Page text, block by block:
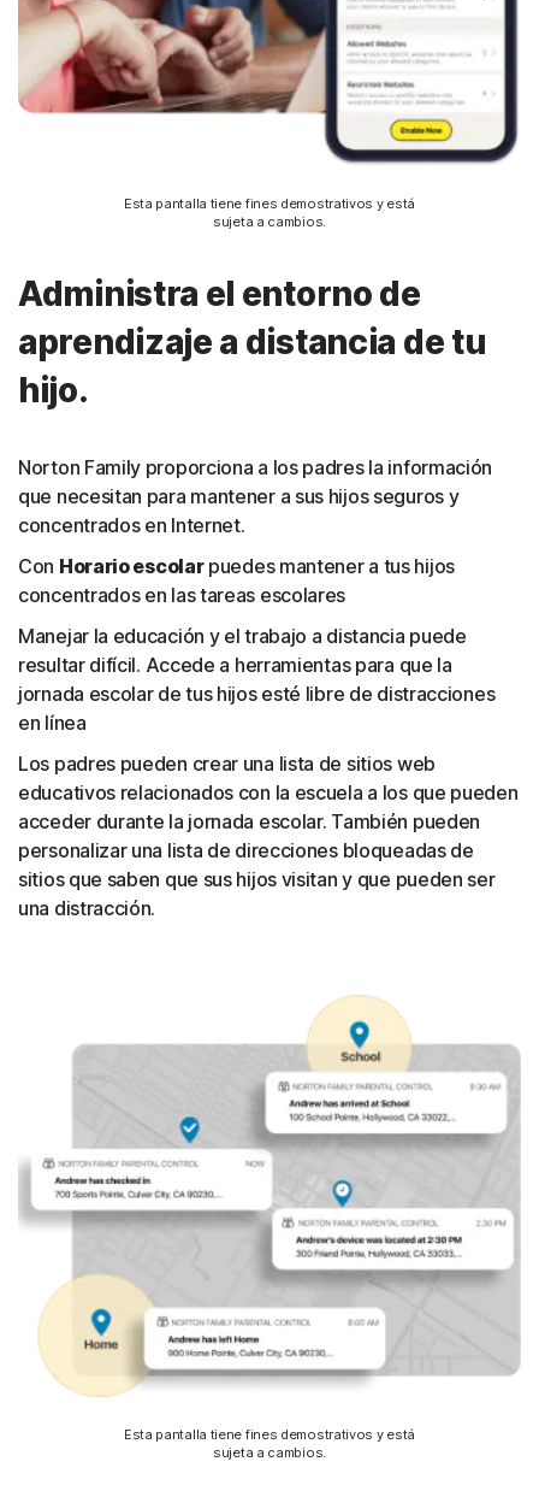
Esta pantalla tiene fines demostrativos y está
sujeta a cambios.
Administra el entorno de
aprendizaje a distancia de tu
hijo.
Norton Family proporciona a los padres la información
que necesitan para mantener a sus hijos seguros y
concentrados en Internet.
Con Horario escolarpuedes mantener a tus hijos
concentrados en las tareas escolares
Manejar la educación y el trabajo a distancia puede
resultar difícil. Accede a herramientas para que la
jornada escolar de tus hijos esté libre de distracciones
en línea
Los padres pueden crear una lista de sitios web
educativos relacionados con la escuela a los que pueden
acceder durante la jornada escolar. También pueden
personalizar una lista de direcciones bloqueadas de
sitios que saben que sus hijos visitan y que pueden ser
una distracción.
Esta pantalla tiene fines demostrativos y está
sujeta a cambios.